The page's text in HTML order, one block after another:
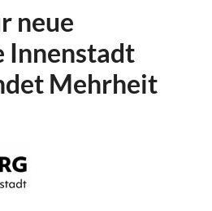
neue
Innenstadt
Mehrheit